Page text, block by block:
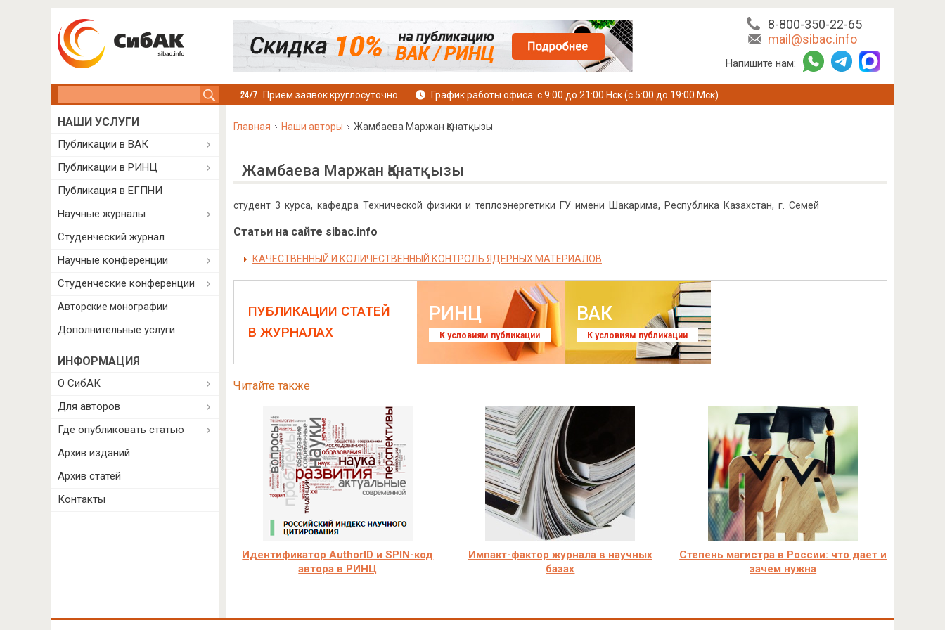
8-800-350-22-65
mail@sibac.info
Напишите нам:
Прием заявок круглосуточно График работы офиса: с 9:00 до 21:00 Нск (с 5:00 до 19:00 Мск)
Главная Наши авторы Жамбаева Маржан Қанатқызы
Жамбаева Маржан Қанатқызы
студент 3 курса, кафедра Технической физики и теплоэнергетики ГУ имени Шакарима, Республика Казахстан, г. Семей
Статьи на сайте sibac.info
КАЧЕСТВЕННЫЙ И КОЛИЧЕСТВЕННЫЙ КОНТРОЛЬ ЯДЕРНЫХ МАТЕРИАЛОВ
ПУБЛИКАЦИИ СТАТЕЙ
В ЖУРНАЛАХ
РИНЦ
К условиям публикации
ВАК
К условиям публикации
Читайте также
Идентификатор AuthorID и SPIN-код
автора в РИНЦ
Импакт-фактор журнала в научных
базах
Степень магистра в России: что дает и
зачем нужна
НАШИ УСЛУГИ
Публикации в ВАК
Публикации в РИНЦ
Публикация в ЕГПНИ
Научные журналы
Студенческий журнал
Научные конференции
Студенческие конференции
Авторские монографии
Дополнительные услуги
ИНФОРМАЦИЯ
О СибАК
Для авторов
Где опубликовать статью
Архив изданий
Архив статей
Контакты